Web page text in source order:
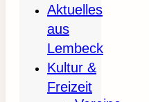
Aktuelles
aus
Lembeck
Kultur &
Freizeit